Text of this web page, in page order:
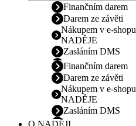
Finančním darem
Darem ze závěti
Nákupem v e-shopu
NADĚJE
Zasláním DMS
Finančním darem
Darem ze závěti
Nákupem v e-shopu
NADĚJE
Zasláním DMS
O NADĚJI